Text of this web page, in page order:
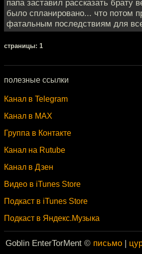
папа заставил рассказать брату
было спланировано... что потом
фатальным последствиям для
cтраницы: 1
полезные ссылки
Канал в Telegram
Канал в MAX
Группа в Контакте
Канал на Rutube
Канал в Дзен
Видео в iTunes Store
Подкаст в iTunes Store
Подкаст в Яндекс.Музыка
Goblin EnterTorMent © письмо |